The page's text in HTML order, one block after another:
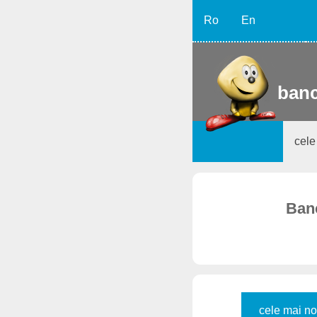
Ro En
cele mai